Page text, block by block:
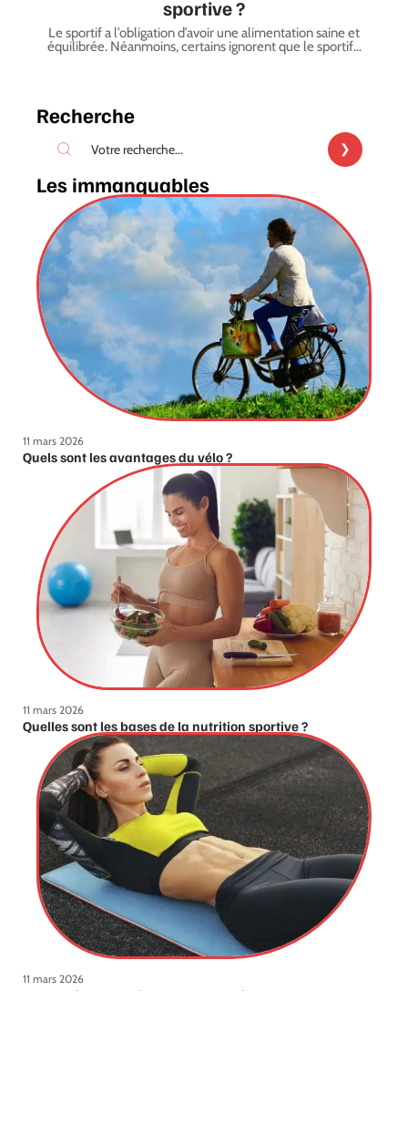
sportive ?
Le sportif a l’obligation d’avoir une alimentation saine et
équilibrée. Néanmoins, certains ignorent que le sportif…
Recherche
Les immanquables
11 mars 2026
Quels sont les avantages du vélo ?
11 mars 2026
Quelles sont les bases de la nutrition sportive ?
11 mars 2026
Pourquoi ne pas faire sport tous les jours?